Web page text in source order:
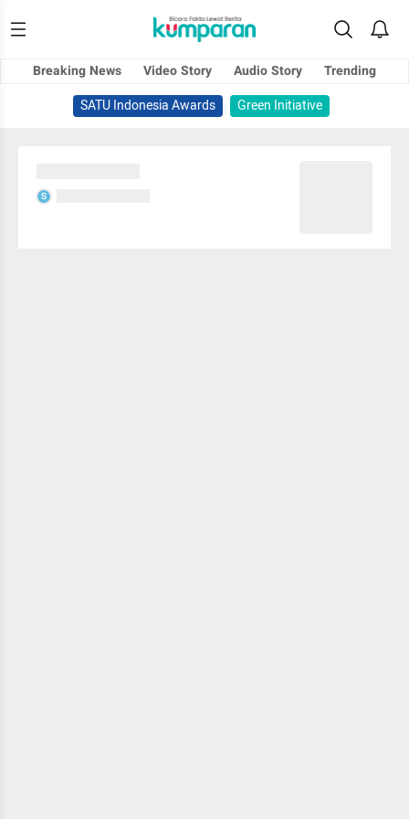
Breaking News Video Story Audio Story
Trending
SATU Indonesia Awards
Green Initiative
S